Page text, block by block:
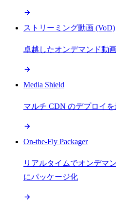
ストリーミング動画 (VoD)
卓越したオンデマンド動
Media Shield
マルチ CDN のデプロイ
On-the-Fly Packager
リアルタイムでオンデマ
にパッケージ化